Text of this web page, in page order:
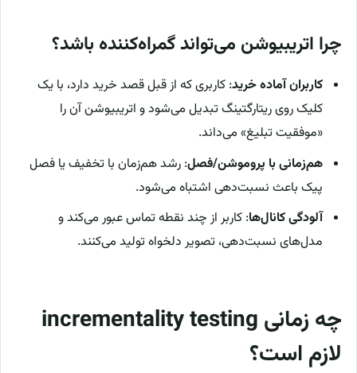
چرا اتریبیوشن می‌تواند گمراه‌کننده باشد؟
کاربران آماده خرید: کاربری که از قبل قصد خرید دارد، با یک
کلیک روی ریتارگتینگ تبدیل می‌شود و اتریبیوشن آن را
«موفقیت تبلیغ» می‌داند.
هم‌زمانی با پروموشن/فصل: رشد هم‌زمان با تخفیف یا فصل
پیک باعث نسبت‌دهی اشتباه می‌شود.
آلودگی کانال‌ها: کاربر از چند نقطه تماس عبور می‌کند و
مدل‌های نسبت‌دهی، تصویر دلخواه تولید می‌کنند.
چه زمانی incrementality testing
لازم است؟